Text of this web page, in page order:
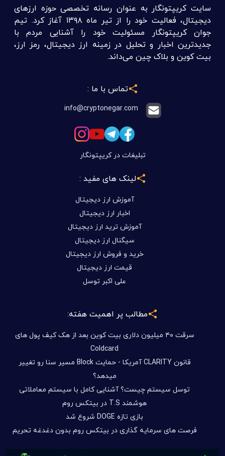
سایت کریپتونگار به عنوان رسانه تخصصی حوزه ارزهای
دیجیتال، فعالیت خود را از تیر ماه ۱۳۹۸ آغاز کرد. تیم
جوان کریپتونگار مسئولیت خود را آشنایی مردم با
جدیدترین اخبار و تحلیل در زمینه ارز دیجیتال، رمز ارز،
بیت کوین و بلاک چین می‌داند.
تماس با ما :
info@cryptonegar.com
تبلیغات در کریپتونگار
لینک های مفید :
آموزش ارز دیجیتال
اخبار ارز دیجیتال
آموزش ترید ارز دیجیتال
سیگنال ارز دیجیتال
خرید و فروش ارز دیجیتال
قیمت ارز دیجیتال
علی اکبر توسل
مطالب پر اهمیت هفته:
سرقت ۴۰ میلیون دلاری بیت کوین بعد از هک کیف پول های
Coldcard
قانون CLARITY آمریکا - حمایت Block مسیر سنا رو تغییر
میدهد؟
توسل سیستم چیست؟ آشنایی کامل با سیستم معاملاتی
هوشمند T.S در بیتکس روم
بازی تازه DOGE شروع شد
فرصت های سرمایه گذاری در بیتکس روم بدون دغدغه تحریم